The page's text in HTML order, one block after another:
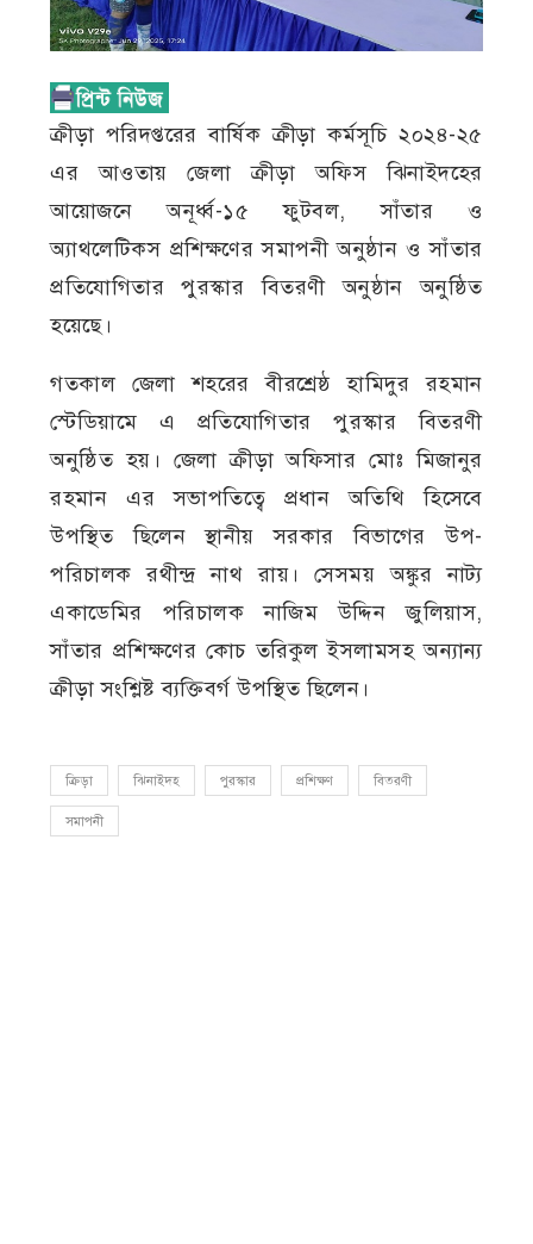
ক্রীড়া পরিদপ্তরের বার্ষিক ক্রীড়া কর্মসূচি ২০২৪-২৫
এর আওতায় জেলা ক্রীড়া অফিস ঝিনাইদহের
আয়োজনে অনূর্ধ্ব-১৫ ফুটবল, সাঁতার ও
অ্যাথলেটিকস প্রশিক্ষণের সমাপনী অনুষ্ঠান ও সাঁতার
প্রতিযোগিতার পুরস্কার বিতরণী অনুষ্ঠান অনুষ্ঠিত
হয়েছে।
গতকাল জেলা শহরের বীরশ্রেষ্ঠ হামিদুর রহমান
স্টেডিয়ামে এ প্রতিযোগিতার পুরস্কার বিতরণী
অনুষ্ঠিত হয়। জেলা ক্রীড়া অফিসার মোঃ মিজানুর
রহমান এর সভাপতিত্বে প্রধান অতিথি হিসেবে
উপস্থিত ছিলেন স্থানীয় সরকার বিভাগের উপ-
পরিচালক রথীন্দ্র নাথ রায়। সেসময় অঙ্কুর নাট্য
একাডেমির পরিচালক নাজিম উদ্দিন জুলিয়াস,
সাঁতার প্রশিক্ষণের কোচ তরিকুল ইসলামসহ অন্যান্য
ক্রীড়া সংশ্লিষ্ট ব্যক্তিবর্গ উপস্থিত ছিলেন।
ক্রিড়া ঝিনাইদহ পুরস্কার প্রশিক্ষণ বিতরণী
সমাপনী